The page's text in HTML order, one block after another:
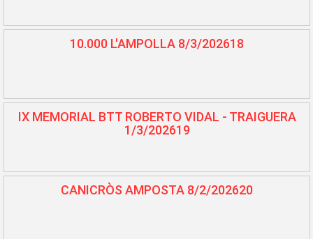
10.000 L'AMPOLLA 8/3/202618
IX MEMORIAL BTT ROBERTO VIDAL - TRAIGUERA
1/3/202619
CANICRÒS AMPOSTA 8/2/202620